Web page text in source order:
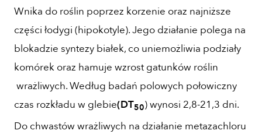
Wnika do roślin poprzez korzenie oraz najniższe
części łodygi (hipokotyle). Jego działanie polega na
blokadzie syntezy białek, co uniemożliwia podziały
komórek oraz hamuje wzrost gatunków roślin
wrażliwych. Według badań polowych połowiczny
czas rozkładu w glebie(DT50) wynosi 2,8-21,3 dni.
Do chwastów wrażliwych na działanie metazachloru